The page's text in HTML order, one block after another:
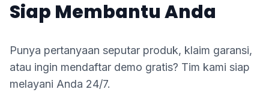
Siap Membantu Anda
Punya pertanyaan seputar produk, klaim garansi,
atau ingin mendaftar demo gratis? Tim kami siap
melayani Anda 24/7.